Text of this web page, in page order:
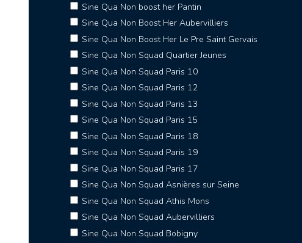
Sine Qua Non boost her Pantin
Sine Qua Non Boost Her Aubervilliers
Sine Qua Non Boost Her Le Pre Saint Gervais
Sine Qua Non Squad Quartier Jeunes
Sine Qua Non Squad Paris 10
Sine Qua Non Squad Paris 12
Sine Qua Non Squad Paris 13
Sine Qua Non Squad Paris 15
Sine Qua Non Squad Paris 18
Sine Qua Non Squad Paris 19
Sine Qua Non Squad Paris 17
Sine Qua Non Squad Asnières sur Seine
Sine Qua Non Squad Athis Mons
Sine Qua Non Squad Aubervilliers
Sine Qua Non Squad Bobigny